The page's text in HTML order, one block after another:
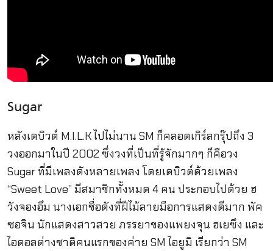
Sugar
หลังเดบิวต์ M.I.L.K ไปไม่นาน SM ก็คลอดเกิร์ลกรุ๊ปถึง 3
วงออกมาในปี 2002 ซึ่งวงที่เป็นที่รู้จักมากๆ ก็คือวง
Sugar ที่มีเพลงดังหลายเพลง โดยเดบิวต์ด้วยเพลง
“Sweet Love” มีสมาชิกทั้งหมด 4 คน ประกอบไปด้วย ฮ
วังจองอึม นางเอกชื่อดังที่ฝีไม้ลายมือการแสดงดีมาก พัค
ซอจิน นักแสดงสาวสวย ภรรยาของแพยงจุน ฮเยซึง และ
ไอดอลต่างชาติคนแรกของค่าย SM ไอยูมิ เรียกว่า SM